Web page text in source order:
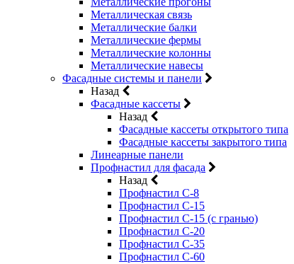
Металлическая связь
Металлические балки
Металлические фермы
Металлические колонны
Металлические навесы
Фасадные системы и панели
Назад
Фасадные кассеты
Назад
Фасадные кассеты открытого типа
Фасадные кассеты закрытого типа
Линеарные панели
Профнастил для фасада
Назад
Профнастил С-8
Профнастил С-15
Профнастил С-15 (с гранью)
Профнастил С-20
Профнастил С-35
Профнастил С-60